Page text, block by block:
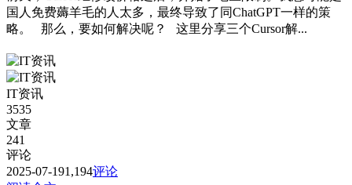
国人免费薅羊毛的人太多，最终导致了同ChatGPT一样的策
略。 那么，要如何解决呢？ 这里分享三个Cursor解...
IT资讯
3535
文章
241
评论
2025-07-191,194评论